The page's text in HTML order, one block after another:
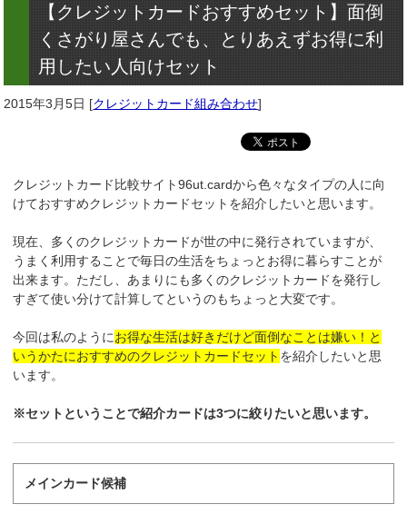
【クレジットカードおすすめセット】面倒
くさがり屋さんでも、とりあえずお得に利
用したい人向けセット
2015年3月5日 [クレジットカード組み合わせ]
クレジットカード比較サイト96ut.cardから色々なタイプの人に向
けておすすめクレジットカードセットを紹介したいと思います。
現在、多くのクレジットカードが世の中に発行されていますが、
うまく利用することで毎日の生活をちょっとお得に暮らすことが
出来ます。ただし、あまりにも多くのクレジットカードを発行し
すぎて使い分けて計算してというのもちょっと大変です。
今回は私のようにお得な生活は好きだけど面倒なことは嫌い！と
いうかたにおすすめのクレジットカードセット を紹介したいと思
います。
※セットということで紹介カードは3つに絞りたいと思います。
メインカード候補